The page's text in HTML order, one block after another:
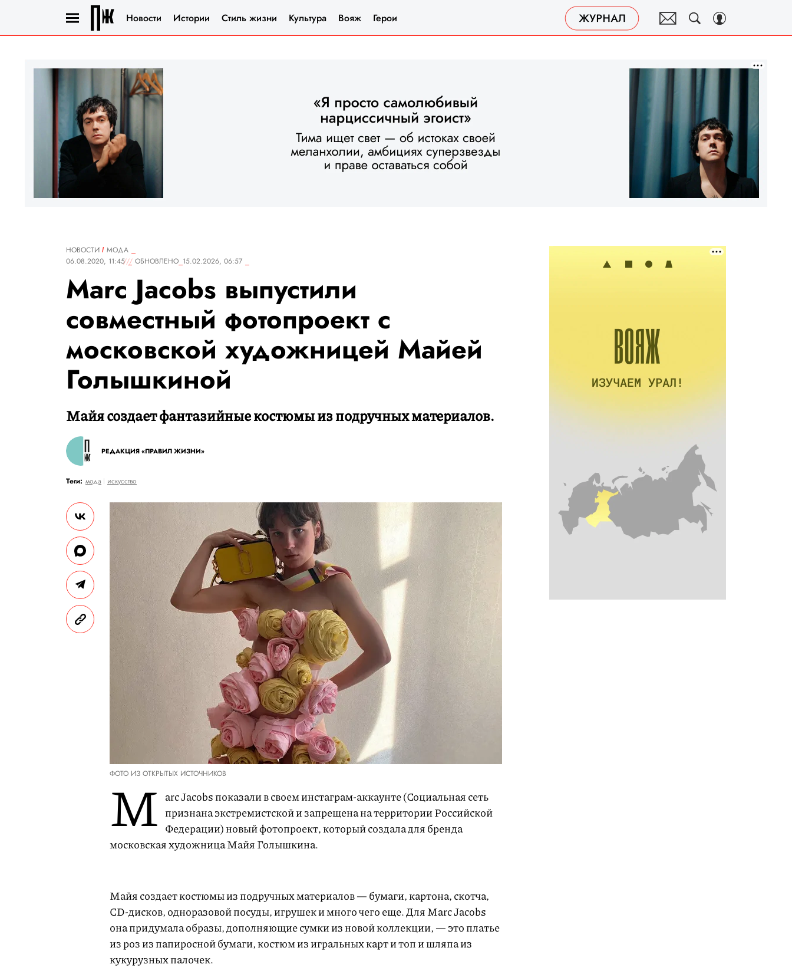
Новости Истории Стиль жизни Культура Вояж Герои
НОВОСТИ
МОДА
06.08.2020, 11:45
ОБНОВЛЕНО 15.02.2026, 06:57
Marc Jacobs выпустили
совместный фотопроект с
московской художницей Майей
Голышкиной
Майя создает фантазийные костюмы из подручных материалов.
РЕДАКЦИЯ «ПРАВИЛ ЖИЗНИ»
Теги: мода искусство
ФОТО ИЗ ОТКРЫТЫХ ИСТОЧНИКОВ
M arc Jacobs показали в своем инстаграм-аккаунте (Социальная сеть
признана экстремистской и запрещена на территории Российской
Федерации) новый фотопроект, который создала для бренда
московская художница Майя Голышкина.
Майя создает костюмы из подручных материалов — бумаги, картона, скотча,
CD-дисков, одноразовой посуды, игрушек и много чего еще. Для Marc Jacobs
она придумала образы, дополняющие сумки из новой коллекции, — это платье
из роз из папиросной бумаги, костюм из игральных карт и топ и шляпа из
кукурузных палочек.